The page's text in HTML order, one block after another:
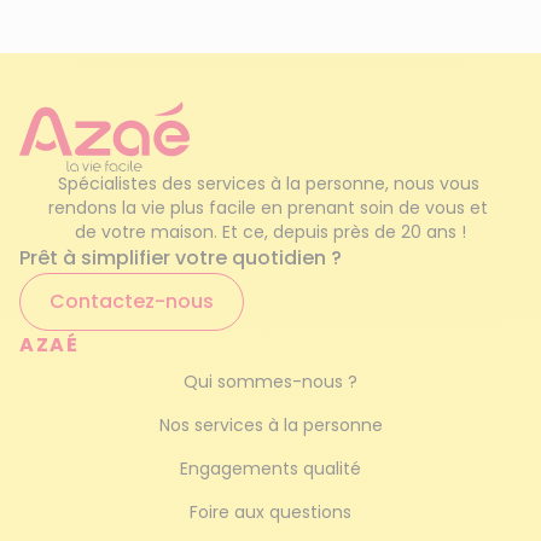
Garde d’enfants à domicile
Vous travaillez et cherchez une solution fiable
pour vos enfants ? Nos nounous interviennent
directement chez vous, quel que soit l’âge de
vos petits. Garde à temps plein, à temps
partiel, en journée ou en soirée grâce à nos
baby-sitters expérimentées : tout est
possible.
avec d’autres familles de votre
quartier pour vous faire réaliser des
d’éveil, nos intervenantes prennent soin de
vos enfants avec attention et
Garde d'enfants occasionnel
Service de femme de ménage
Ménage haut de gamme
Spécialistes des services à la personne, nous vous
rendons la vie plus facile en prenant soin de vous et
de votre maison. Et ce, depuis près de 20 ans !
Prêt à simplifier votre quotidien ?
Contactez-nous
AZAÉ
Qui sommes-nous ?
Nos services à la personne
Engagements qualité
Foire aux questions